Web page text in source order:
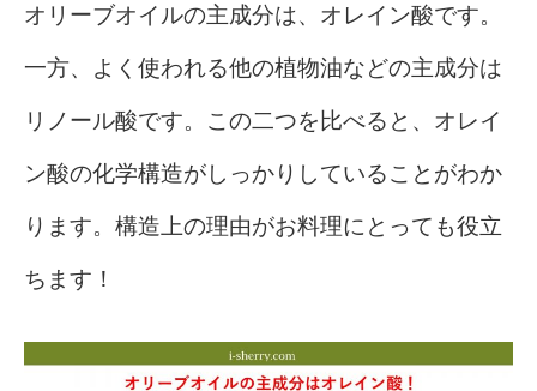
オリーブオイルの主成分は、オレイン酸です。
一方、よく使われる他の植物油などの主成分は
リノール酸です。この二つを比べると、オレイ
ン酸の化学構造がしっかりしていることがわか
ります。構造上の理由がお料理にとっても役立
ちます！